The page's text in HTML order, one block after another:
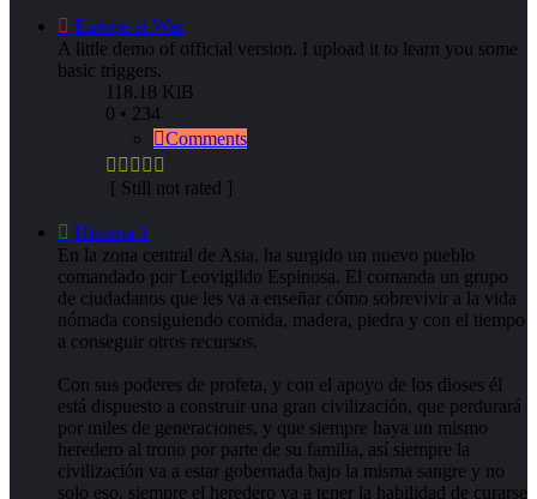
Europe at War
A little demo of official version. I upload it to learn you some
basic triggers.
118.18 KiB
0 • 234
Comments
[ Still not rated ]
Historia 1
En la zona central de Asia, ha surgido un nuevo pueblo
comandado por Leovigildo Espinosa. El comanda un grupo
de ciudadanos que les va a enseñar cómo sobrevivir a la vida
nómada consiguiendo comida, madera, piedra y con el tiempo
a conseguir otros recursos.
Con sus poderes de profeta, y con el apoyo de los dioses él
está dispuesto a construir una gran civilización, que perdurará
por miles de generaciones, y que siempre haya un mismo
heredero al trono por parte de su familia, así siempre la
civilización va a estar gobernada bajo la misma sangre y no
solo eso, siempre el heredero va a tener la habilidad de curarse